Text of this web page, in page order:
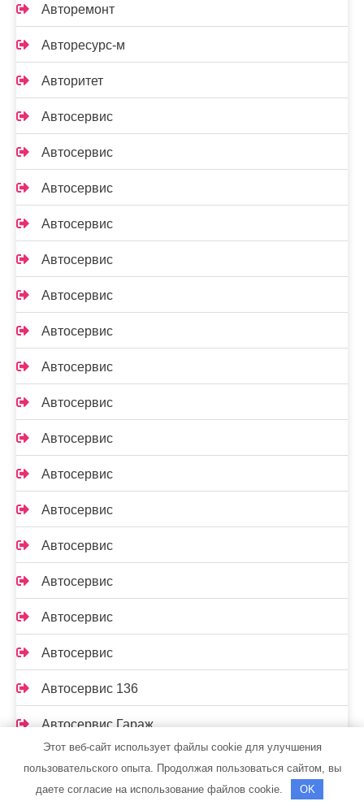
Авторемонт
Авторесурс-м
Авторитет
Автосервис
Автосервис
Автосервис
Автосервис
Автосервис
Автосервис
Автосервис
Автосервис
Автосервис
Автосервис
Автосервис
Автосервис
Автосервис
Автосервис
Автосервис
Автосервис
Автосервис 136
Автосервис Гараж
Автосервис и Автомойка
Этот веб-сайт использует файлы cookie для улучшения
пользовательского опыта. Продолжая пользоваться сайтом, вы
даете согласие на использование файлов cookie.
OK